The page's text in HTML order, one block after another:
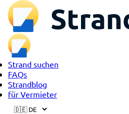
Strand suchen
FAQs
Strandblog
für Vermieter